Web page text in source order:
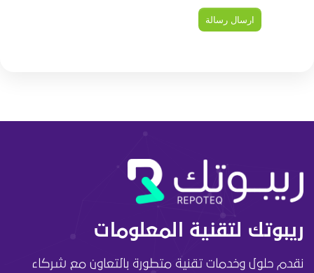
ريبوتك لتقنية المعلومات
نقدم حلول وخدمات تقنية متطورة بالتعاون مع شركاء